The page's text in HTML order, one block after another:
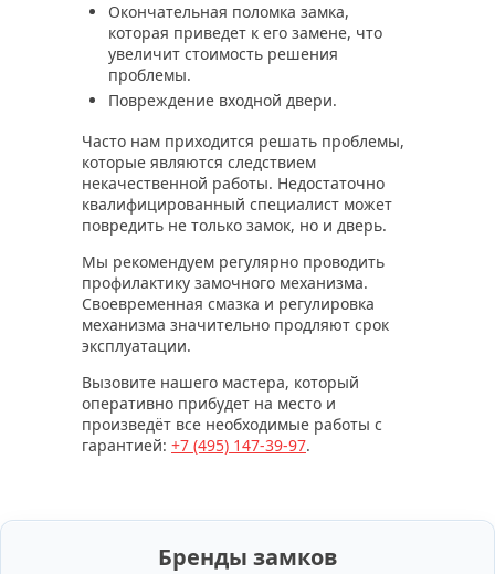
Окончательная поломка замка,
которая приведет к его замене, что
увеличит стоимость решения
проблемы.
Повреждение входной двери.
Часто нам приходится решать проблемы,
которые являются следствием
некачественной работы. Недостаточно
квалифицированный специалист может
повредить не только замок, но и дверь.
Мы рекомендуем регулярно проводить
профилактику замочного механизма.
Своевременная смазка и регулировка
механизма значительно продляют срок
эксплуатации.
Вызовите нашего мастера, который
оперативно прибудет на место и
произведёт все необходимые работы с
гарантией: +7 (495) 147-39-97.
Бренды замков